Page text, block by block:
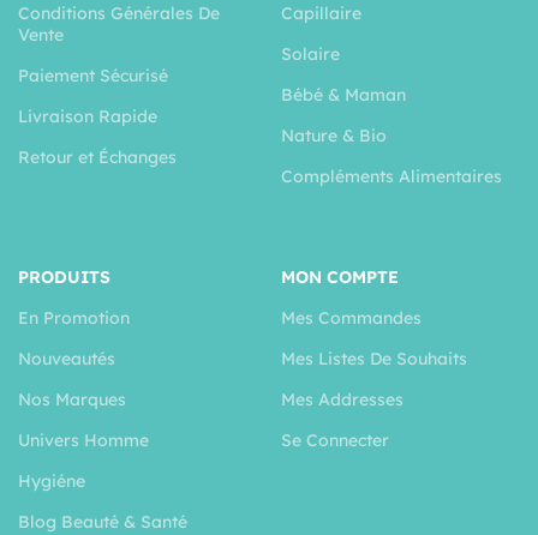
Conditions Générales De
Vente
Paiement Sécurisé
Livraison Rapide
Retour et Échanges
Capillaire
Solaire
Bébé & Maman
Nature & Bio
Compléments Alimentaires
PRODUITS
En Promotion
Nouveautés
Nos Marques
Univers Homme
Hygiéne
Blog Beauté & Santé
MON COMPTE
Mes Commandes
Mes Listes De Souhaits
Mes Addresses
Se Connecter